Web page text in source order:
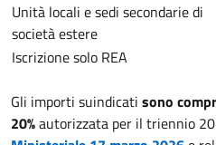
Unità locali e sedi secondarie di
società estere
Iscrizione solo REA
Gli importi suindicati sono
20%autorizzata per il triennio